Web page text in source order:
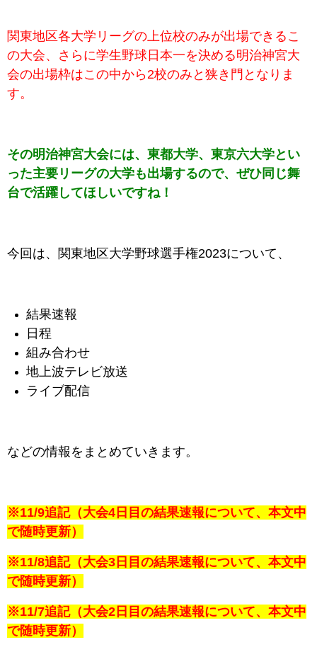
関東地区各大学リーグの上位校のみが出場できるこ
の大会、さらに学生野球日本一を決める明治神宮大
会の出場枠はこの中から2校のみと 狭き門となりま
す。
その明治神宮大会には、東都大学、東京六大学とい
った主要リーグの大学も出場するので、ぜひ同じ舞
台で活躍してほしいですね！
今回は、 関東地区大学野球選手権2023について、
結果速報
日程
組み合わせ
地上波テレビ放送
ライブ配信
などの情報をまとめていきます。
※11/9追記（大会4日目の結果速報について、本文中
で随時更新）
※11/8追記（大会3日目の結果速報について、本文中
で随時更新）
※11/7追記（大会2日目の結果速報について、本文中
で随時更新）